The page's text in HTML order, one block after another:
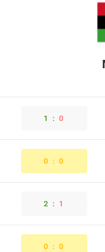
1 :0
0 :0
2 : 1
0 :0